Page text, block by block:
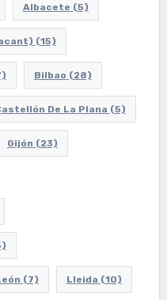
Albacete (5)
(15)
Bilbao (28)
De La Plana (5)
Gijón (23)
(7) Lleida (10)